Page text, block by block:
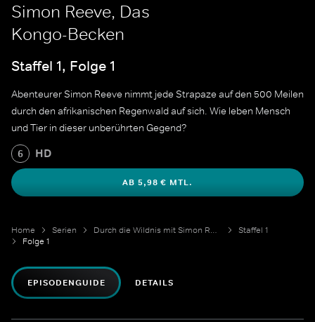
Simon Reeve, Das
Kongo-Becken
Staffel 1, Folge 1
Abenteurer Simon Reeve nimmt jede Strapaze auf den 500 Meilen
durch den afrikanischen Regenwald auf sich. Wie leben Mensch
und Tier in dieser unberührten Gegend?
6 HD
AB 5,98 € MTL.
Home Serien Durch die Wildnis mit Simon Reeve
Staffel 1
Folge 1
EPISODENGUIDE DETAILS